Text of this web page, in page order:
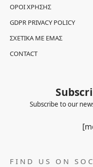
ΌΡΟΙ ΧΡΉΣΗΣ
GDPR PRIVACY POLICY
ΣΧΕΤΙΚΆ ΜΕ ΕΜΆΣ
CONTACT
Subscribe to our
FIND US ON